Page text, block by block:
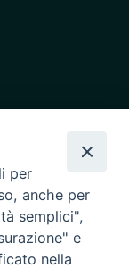
per
anche per
semplici",
e
nella